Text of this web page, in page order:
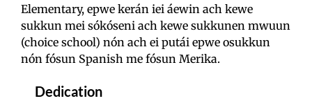
Elementary, epwe kerán iei áewin ach kewe
sukkun mei sókóseni ach kewe sukkunen mwuun
(choice school) nón ach ei putái epwe osukkun
nón fósun Spanish me fósun Merika.
Dedication